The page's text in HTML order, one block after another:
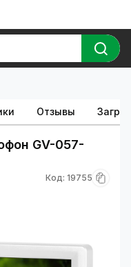
Отзывы
GV-057-
Код: 19755